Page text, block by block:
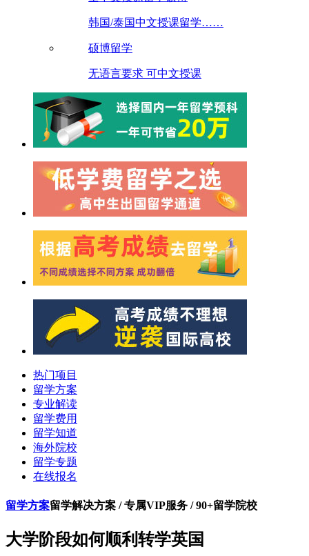
韩国/泰国中文授课留学……
硕博留学
无语言要求 可中文授课
热门项目
留学方案
专业解读
留学费用
留学知道
海外院校
留学专题
在线报名
留学方案留学解决方案 / 专属VIP服务 / 90+留学院校
大学阶段如何顺利转学英国